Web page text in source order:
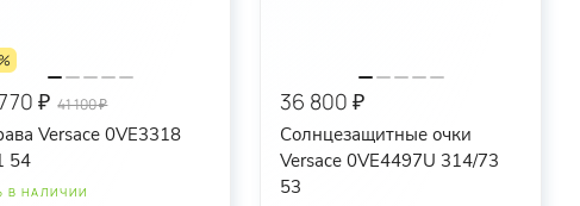
₽ 41 100 ₽
Versace 0VE3318
54
В НАЛИЧИИ
36 800 ₽
Солнцезащитные очки
Versace 0VE4497U 314/73
53